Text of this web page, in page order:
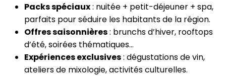
Packs spéciaux: nuitée + petit-déjeuner + spa,
parfaits pour séduire les habitants de la région.
Offres saisonnières: brunchs d’hiver, rooftops
d’été, soirées thématiques…
Expériences exclusives: dégustations de vin,
ateliers de mixologie, activités culturelles.